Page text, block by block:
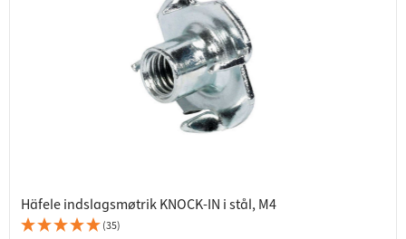
Häfele indslagsmøtrik KNOCK-IN i stål, M4
(35)